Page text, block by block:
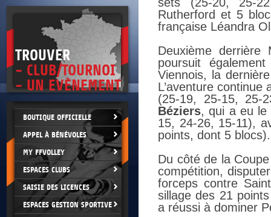
TROUVER
- CLUB/TOURNOI
- UN EVÈNEMENT
BOUTIQUE OFFICIELLE
APPEL À BÉNÉVOLES
MY FFVOLLEY
ESPACES CLUBS
SAISIE DES LICENCES
ESPACES GESTION SPORTIVE
Rutherford et 5
française Léandra
Deuxième
poursuit
Viennois, la
L’aventure continue
(25-19, 25-15, 25-
Béziers, qui a eu le
15, 24-26, 15-11),
points, dont 5 blocs).
Du côté de la
compétition,
forceps contre
sillage des 21
a réussi à dominer